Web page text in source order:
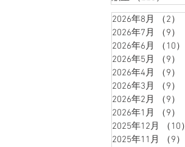
2026年8月
（2）
2026年7月
（9）
2026年6月
（10）
2026年5月
（9）
2026年4月
（9）
2026年3月
（9）
2026年2月
（9）
2026年1月
（9）
2025年12月
（10）
2025年11月
（9）